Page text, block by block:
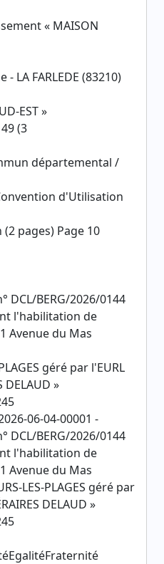
« MAISON
LA FARLEDE (83210)
EST »
(3
départemental /
d'Utilisation
pages) Page 10
DCL/BERG/2026/0144
l'habilitation de
Avenue du Mas
géré par l'EURL
DELAUD »
06-04-00001 -
DCL/BERG/2026/0144
l'habilitation de
Avenue du Mas
LES-PLAGES géré par
DELAUD »